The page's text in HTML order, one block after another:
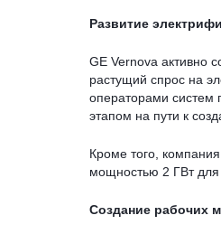
Развитие
GE Vernova активно
растущий спрос на
операторами систем
этапом на пути к
Кроме того,
мощностью 2 ГВт
Создание рабочих